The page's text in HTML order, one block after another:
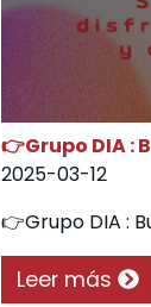
👉Grupo DIA :
2025-03-12
👉Grupo DIA :
Leer más